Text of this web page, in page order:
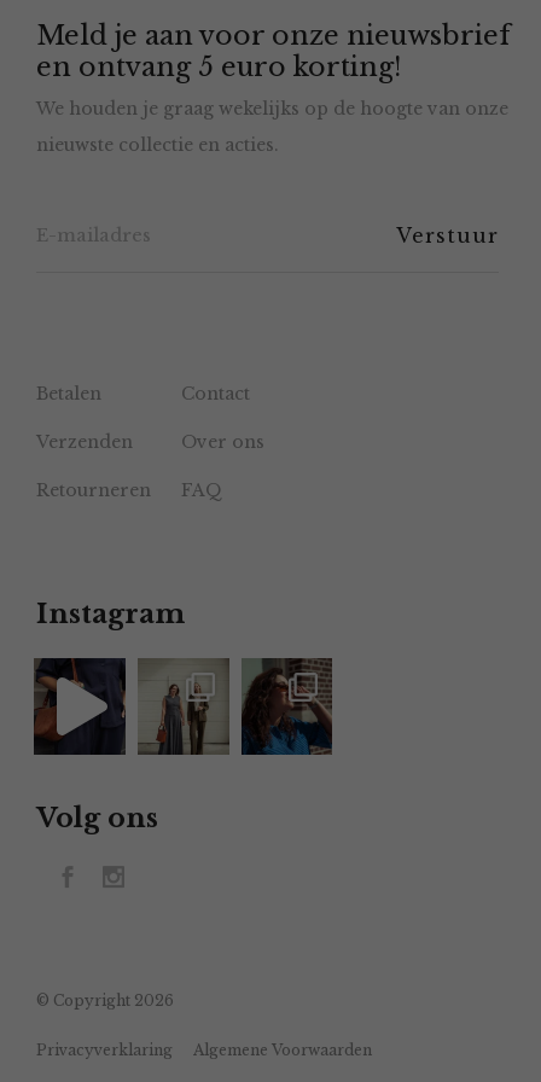
kan
gekozen
worden
op
productpagina
Meld je aan voor onze nieuwsbrief
en ontvang 5 euro korting!
We houden je graag wekelijks op de hoogte van onze
nieuwste collectie en acties.
Betalen Contact
Verzenden Over ons
Retourneren FAQ
Instagram
Volg ons
© Copyright 2026
Privacyverklaring Algemene Voorwaarden